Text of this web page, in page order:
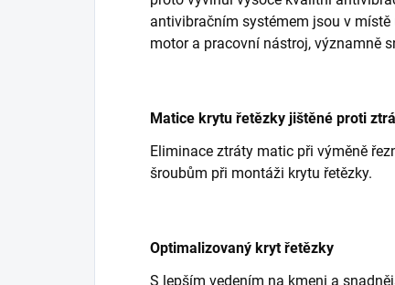
antivibračním systémem jsou v
motor a pracovní nástroj, významně
Matice krytu řetězky jištěné proti
Eliminace ztráty matic při výměně
šroubům při montáži krytu řetězky.
Optimalizovaný kryt řetězky
S lepším vedením na kmeni a